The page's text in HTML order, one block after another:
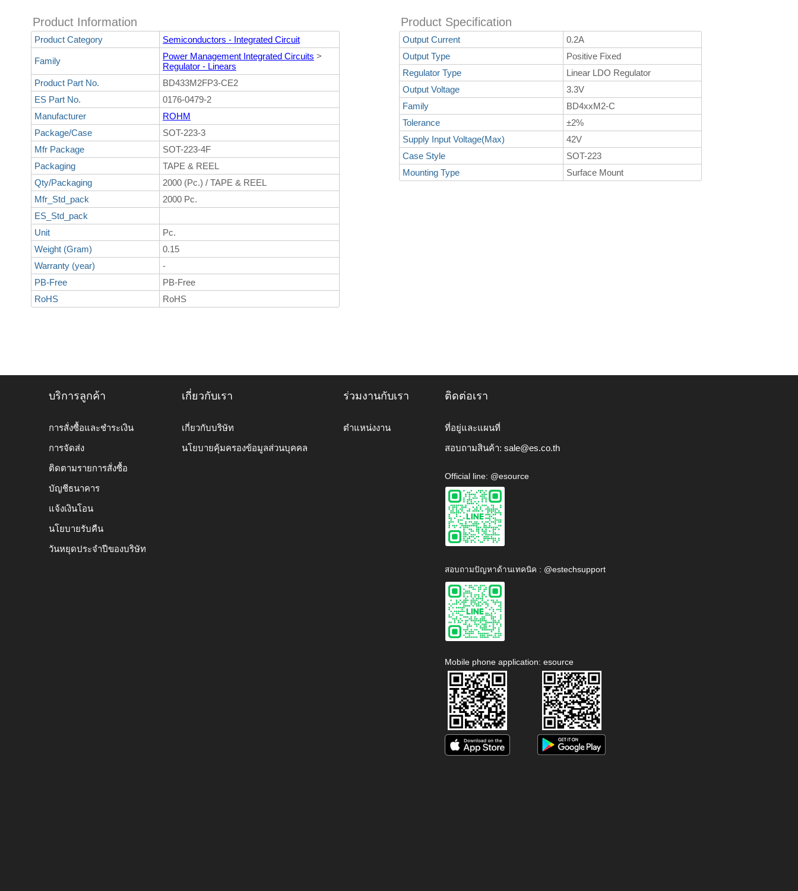
Product Information
Product Category Semiconductors - Integrated Circuit
Family Power Management Integrated Circuits >
Regulator - Linears
Product Part No.
BD433M2FP3-CE2
ES Part No.
0176-0479-2
Manufacturer
ROHM
Package/Case
SOT-223-3
Mfr Package
SOT-223-4F
Packaging
TAPE & REEL
Qty/Packaging
2000 (Pc.) / TAPE & REEL
Mfr_Std_pack
2000 Pc.
ES_Std_pack
Unit
Pc.
Weight (Gram)
0.15
Warranty (year)
-
PB-Free
PB-Free
RoHS
RoHS
Product Specification
Output Current
0.2A
Output Type
Positive Fixed
Regulator Type
Linear LDO Regulator
Output Voltage
3.3V
Family
BD4xxM2-C
Tolerance
±2%
Supply Input Voltage(Max)
42V
Case Style
SOT-223
Mounting Type
Surface Mount
บริการลูกค้า
การสั่งซื้อและชำระเงิน
การจัดส่ง
ติดตามรายการสั่งซื้อ
บัญชีธนาคาร
แจ้งเงินโอน
นโยบายรับคืน
วันหยุดประจำปีของบริษัท
เกี่ยวกับเรา
เกี่ยวกับบริษัท
นโยบายคุ้มครองข้อมูลส่วนบุคคล
ร่วมงานกับเรา
ตำแหน่งงาน
ติดต่อเรา
ที่อยู่และแผนที่
สอบถามสินค้า: sale@es.co.th
Official line: @esource
สอบถามปัญหาด้านเทคนิค : @estechsupport
Mobile phone application: esource